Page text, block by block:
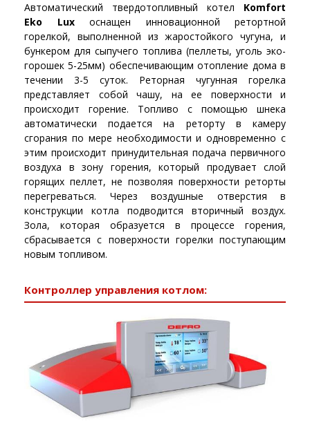
Автоматический твердотопливный котел Komfort
Eko Luxоснащен инновационной ретортной
горелкой, выполненной из жаростойкого чугуна, и
бункером для сыпучего топлива (пеллеты, уголь эко-
горошек 5-25мм) обеспечивающим отопление дома в
течении 3-5 суток. Реторная чугунная горелка
представляет собой чашу, на ее поверхности и
происходит горение. Топливо с помощью шнека
автоматически подается на реторту в камеру
сгорания по мере необходимости и одновременно с
этим происходит принудительная подача первичного
воздуха в зону горения, который продувает слой
горящих пеллет, не позволяя поверхности реторты
перегреваться. Через воздушные отверстия в
конструкции котла подводится вторичный воздух.
Зола, которая образуется в процессе горения,
сбрасывается с поверхности горелки поступающим
новым топливом.
Контроллер управления котлом: